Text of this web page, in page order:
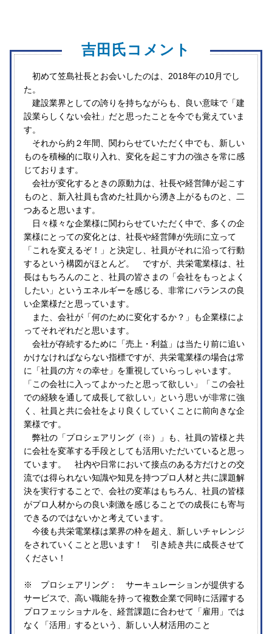
吉田氏コメント
初めて笠島社長とお会いしたのは、2018年の10月でし
た。
建設業界としての誇りを持ちながらも、良い意味で「建
設業らしくない会社」だと思ったことを今でも覚えていま
す。
それから約２年間、関わらせていただく中でも、新しい
ものを積極的に取り入れ、変化を起こす力の強さを常に感
じております。
会社が変化するときの原動力は、社長や経営陣が起こす
ものと、新入社員も含めた社員から湧き上がるものと、二
つあると思います。
日々様々な企業様に関わらせていただく中で、多くの企
業様にとっての変化とは、社長や経営陣が先頭に立って
「これを変えるぞ！」と決定し、社員がそれに沿って行動
するという構図がほとんど。 ですが、共栄電業様は、社
長はもちろんのこと、社員の皆さまの「会社をもっとよく
したい」というエネルギーを感じる、非常にバランスの良
い企業様だと思っています。
また、会社が「何のために変化するか？」も企業様によ
ってそれぞれだと思います。
会社が存続するために「売上・利益」は当たり前に追い
かけなければならない指標ですが、共栄電業様の場合は常
に「社員の方々の幸せ」を重視していらっしゃいます。
「この会社に入ってよかったと思って欲しい」「この会社
での経験を通して成長して欲しい」という思いが非常に強
く、社員と共に会社をより良くしていくことに前向きな企
業様です。
弊社の「プロシェアリング（※）」も、社員の皆様と共
に会社を変革する手段としても活用いただいていると思っ
ています。 社内や日常において接点のある方だけとの交
流では得られない知識や知見を持つプロ人材と共に課題解
決を実行することで、会社の変革はもちろん、社員の皆様
がプロ人材からの良い刺激を感じることでの成長にも寄与
できるのではないかと考えています。
今後も共栄電業様は業界の枠を超え、新しいチャレンジ
をされていくことと思います！ 引き続き共に成長させて
ください！
※ プロシェアリング： サーキュレーションが提供する
サービスで、高い職能を持って複数企業で同時に活躍する
プロフェッショナルを、経営課題に合わせて「雇用」では
なく「活用」するという、新しい人材活用のこと